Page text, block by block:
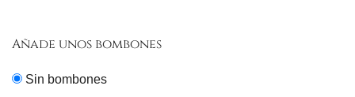
Añade unos bombones
Sin bombones